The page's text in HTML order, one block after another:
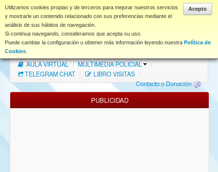
Acepto
Utilizamos cookies propias y de terceros para mejorar nuestros servicios
y mostrarle un contenido relacionado con sus preferencias mediante el
análisis de sus hábitos de navegación.
Si continua navegando, consideramos que acepta su uso.
Puede cambiar la configuración u obtener más información leyendo nuestra Política de
Cookies
www.coet.es
Portal
Índice Foros
FAQ
NORMAS FORO
Descargas
AULA VIRTUAL / MULTIMEDIA POLICIAL
/
TELEGRAM CHAT / LIBRO VISITAS /
Contacto o Donación
PUBLICIDAD